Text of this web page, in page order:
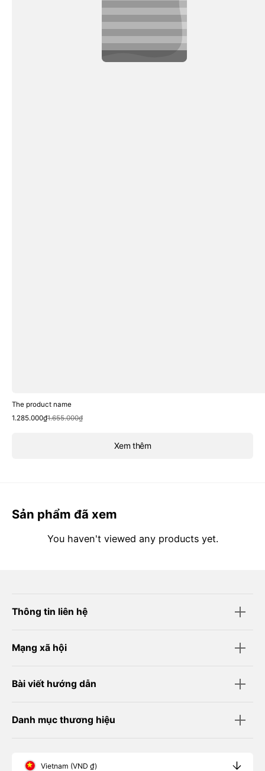
Xem thêm
The product name
Sale
1.285.000₫
Regular
1.655.000₫
Sản phẩm đã xem
You haven't viewed any products yet.
Thông tin liên hệ
Mạng xã hội
Bài viết hướng dẫn
Danh mục thương hiệu
Vietnam (VND ₫)